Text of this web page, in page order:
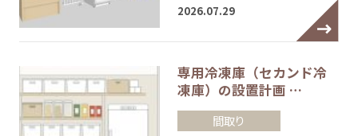
2026.07.29
専用冷凍庫（セカンド冷
凍庫）の設置計画 …
間取り